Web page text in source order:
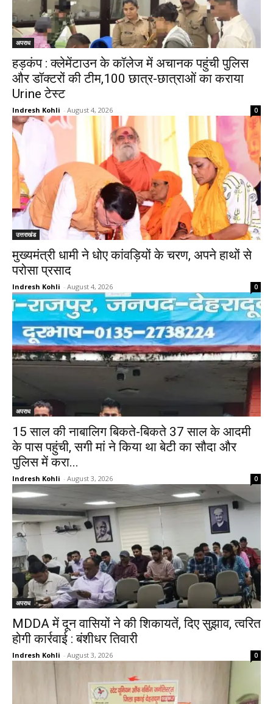
अपराध
हड़कंप : क्लेमेंटाउन के कॉलेज में अचानक पहुंची पुलिस
और डॉक्टरों की टीम,100 छात्र-छात्राओं का कराया
Urine टेस्ट
Indresh Kohli - August 4, 2026 0
उत्तराखंड
मुख्यमंत्री धामी ने धोए कांवड़ियों के चरण, अपने हाथों से
परोसा प्रसाद
Indresh Kohli - August 4, 2026 0
अपराध
15 साल की नाबालिग बिकते-बिकते 37 साल के आदमी
के पास पहुंची, सगी मां ने किया था बेटी का सौदा और
पुलिस में करा...
Indresh Kohli - August 3, 2026 0
अपराध
MDDA में दून वासियों ने की शिकायतें, दिए सुझाव, त्वरित
होगी कार्रवाई : बंशीधर तिवारी
Indresh Kohli - August 3, 2026 0